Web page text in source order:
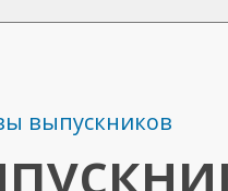
выпускников